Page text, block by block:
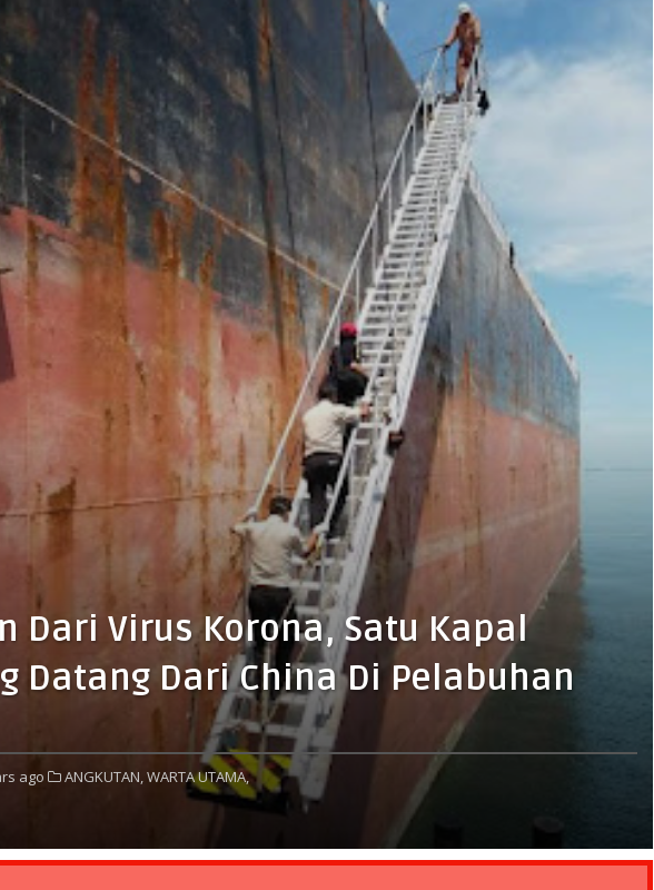
Dari Virus Korona, Satu Kapal
Datang Dari China Di Pelabuhan
ago ANGKUTAN, WARTA UTAMA,